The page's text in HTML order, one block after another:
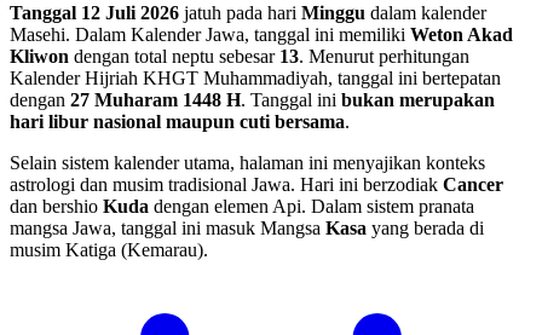
Tanggal 12 Juli 2026 jatuh pada hari Minggu dalam kalender
Masehi. Dalam Kalender Jawa, tanggal ini memiliki Weton Akad
Kliwon dengan total neptu sebesar 13. Menurut perhitungan
Kalender Hijriah KHGT Muhammadiyah, tanggal ini bertepatan
dengan 27 Muharam 1448 H. Tanggal ini bukan merupakan
hari libur nasional maupun cuti bersama.
Selain sistem kalender utama, halaman ini menyajikan konteks
astrologi dan musim tradisional Jawa. Hari ini berzodiak Cancer
dan bershio Kuda dengan elemen Api. Dalam sistem pranata
mangsa Jawa, tanggal ini masuk Mangsa Kasa yang berada di
musim Katiga (Kemarau).